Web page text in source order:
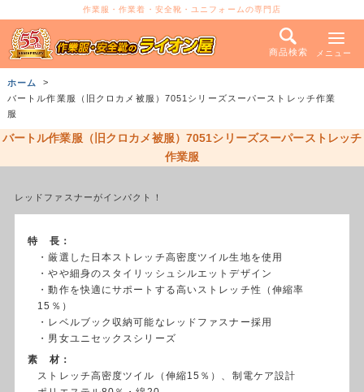
作業服・作業着・安全靴・ユニフォームの専門店
商品検索 メニュー
ホーム
バートル作業服（旧クロカメ被服）7051シリーズスーパーストレッチ作業
服
バートル作業服（旧クロカメ被服）7051シリーズスーパーストレッチ
作業服
レッドファスナーがインパクト！
特 長：
・厳選した日本ストレッチ高密度ツイル生地を使用
・やや細身のスタイリッシュシルエットデザイン
・動作を快適にサポートする高いストレッチ性（伸縮率
15％）
・レベルブック収納可能なレッドファスナー採用
・男女ユニセックスシリーズ
素 材：
ストレッチ高密度ツイル（伸縮15％）、制電ケア設計